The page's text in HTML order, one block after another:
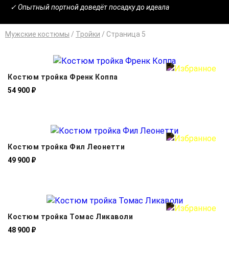
✓ Опытный портной доведёт посадку до идеала
Мужские костюмы / Тройки / Cтраница 5
Костюм тройка Френк Коппа
54 900 ₽
Костюм тройка Фил Леонетти
49 900 ₽
Костюм тройка Томас Ликаволи
48 900 ₽